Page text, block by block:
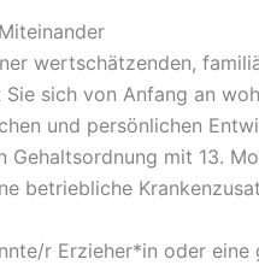
wertschätzenden,
sich von Anfang an
und persönlichen
Gehaltsordnung mit 13.
betriebliche
r Erzieher*in oder